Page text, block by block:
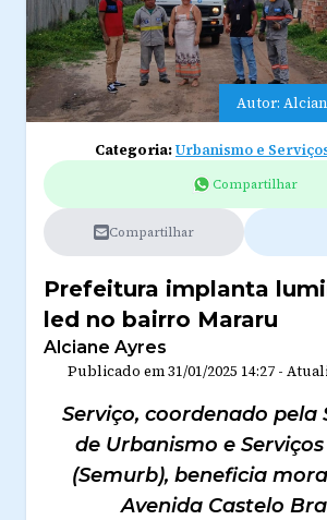
Autor:
Categoria:Urbanismo e
Compartilhar
Compartilhar
Prefeitura implanta
led no bairro Mararu
Alciane Ayres
Publicado em31/01/2025 14:27-
Serviço, coordenado pela
de Urbanismo e
(Semurb), beneficia
Avenida Castelo